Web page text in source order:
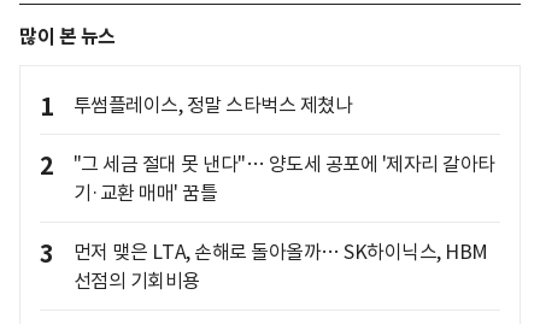
많이 본 뉴스
1 투썸플레이스, 정말 스타벅스 제쳤나
2
"그 세금 절대 못 낸다"… 양도세 공포에 '제자리 갈아타
기·교환 매매' 꿈틀
3
먼저 맺은 LTA, 손해로 돌아올까… SK하이닉스, HBM
선점의 기회비용